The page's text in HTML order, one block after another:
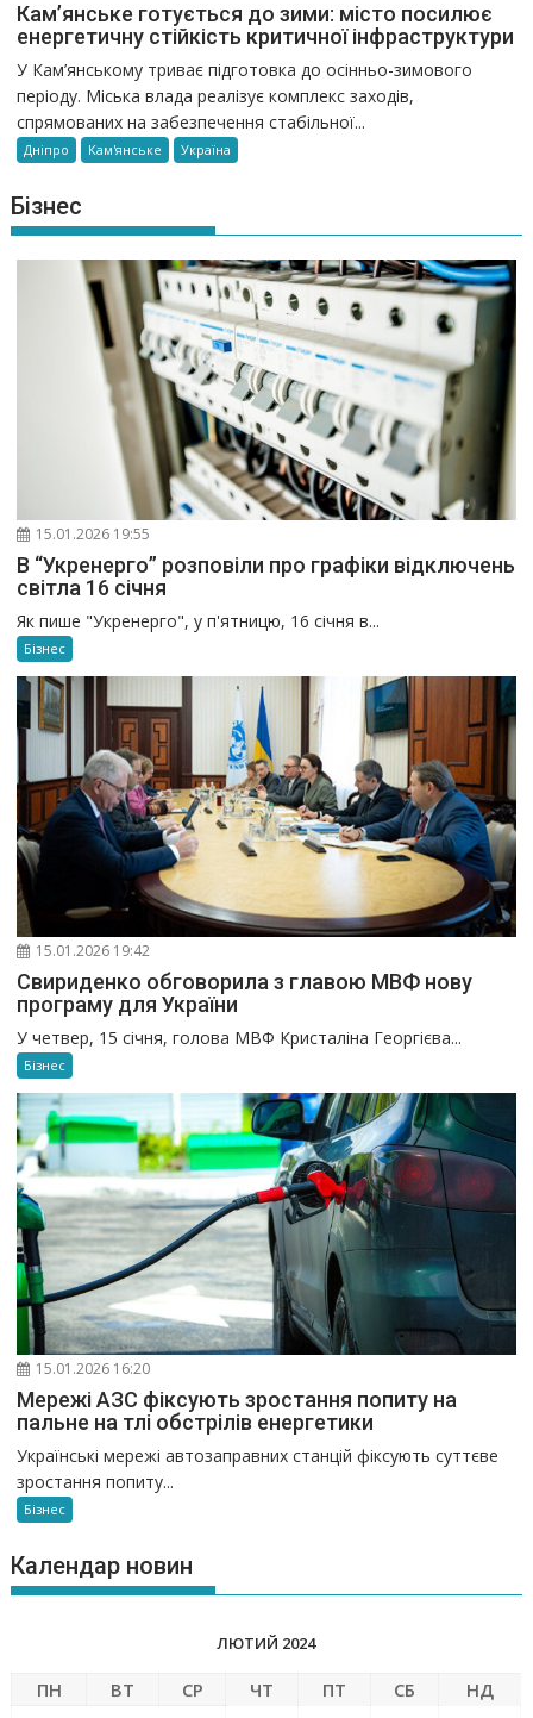
Кам’янське готується до зими: місто посилює
енергетичну стійкість критичної інфраструктури
У Кам’янському триває підготовка до осінньо-зимового
періоду. Міська влада реалізує комплекс заходів,
спрямованих на забезпечення стабільної...
Дніпро Кам'янське Україна
Бізнес
15.01.2026 19:55
В “Укренерго” розповіли про графіки відключень
світла 16 січня
Як пише "Укренерго", у п'ятницю, 16 січня в...
Бізнес
15.01.2026 19:42
Свириденко обговорила з главою МВФ нову
програму для України
У четвер, 15 січня, голова МВФ Кристаліна Георгієва...
Бізнес
15.01.2026 16:20
Мережі АЗС фіксують зростання попиту на
пальне на тлі обстрілів енергетики
Українські мережі автозаправних станцій фіксують суттєве
зростання попиту...
Бізнес
Календар новин
ЛЮТИЙ 2024
ПН ВТ СР ЧТ ПТ СБ
НД